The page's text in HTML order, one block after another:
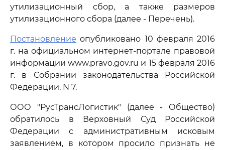
утилизационный сбор, а также размеров
утилизационного сбора (далее - Перечень).
Постановление опубликовано 10 февраля 2016
г. на официальном интернет-портале правовой
информации www.pravo.gov.ru и 15 февраля 2016
г. в Собрании законодательства Российской
Федерации, N 7.
ООО "РусТрансЛогистик" (далее - Общество)
обратилось в Верховный Суд Российской
Федерации с административным исковым
заявлением, в котором просило признать не